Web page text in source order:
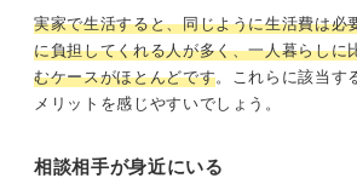
実家で生活すると、同じように生活費は必
に負担してくれる人が多く、一人暮らしに
むケースがほとんどです。これらに該当す
メリットを感じやすいでしょう。
相談相手が身近にいる